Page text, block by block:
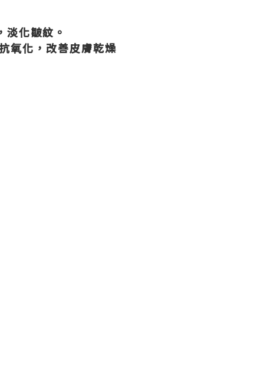
化皺紋。
氧化，改善皮膚乾燥